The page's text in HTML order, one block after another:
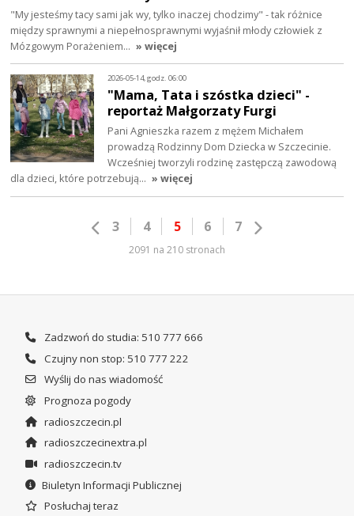
"My jesteśmy tacy sami jak wy, tylko inaczej chodzimy" - tak różnice
między sprawnymi a niepełnosprawnymi wyjaśnił młody człowiek z
Mózgowym Porażeniem… » więcej
2026-05-14, godz. 06:00
"Mama, Tata i szóstka dzieci" -
reportaż Małgorzaty Furgi
Pani Agnieszka razem z mężem Michałem
prowadzą Rodzinny Dom Dziecka w Szczecinie.
Wcześniej tworzyli rodzinę zastępczą zawodową
dla dzieci, które potrzebują… » więcej
3 4 5 6 7
2091 na 210 stronach
Zadzwoń do studia: 510 777 666
Czujny non stop: 510 777 222
Wyślij do nas wiadomość
Prognoza pogody
radioszczecin.pl
radioszczecinextra.pl
radioszczecin.tv
Biuletyn Informacji Publicznej
Posłuchaj teraz